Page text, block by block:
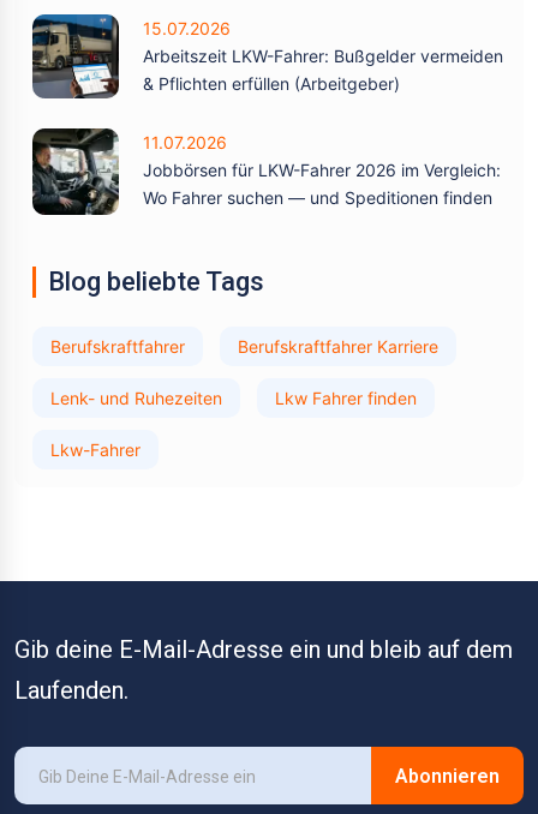
15.07.2026
Arbeitszeit LKW-Fahrer: Bußgelder vermeiden
& Pflichten erfüllen (Arbeitgeber)
11.07.2026
Jobbörsen für LKW-Fahrer 2026 im Vergleich:
Wo Fahrer suchen — und Speditionen finden
Blog beliebte Tags
Berufskraftfahrer Berufskraftfahrer Karriere
Lenk- und Ruhezeiten Lkw Fahrer finden
Lkw-Fahrer
Gib deine E-Mail-Adresse ein und bleib auf dem
Laufenden.
Abonnieren